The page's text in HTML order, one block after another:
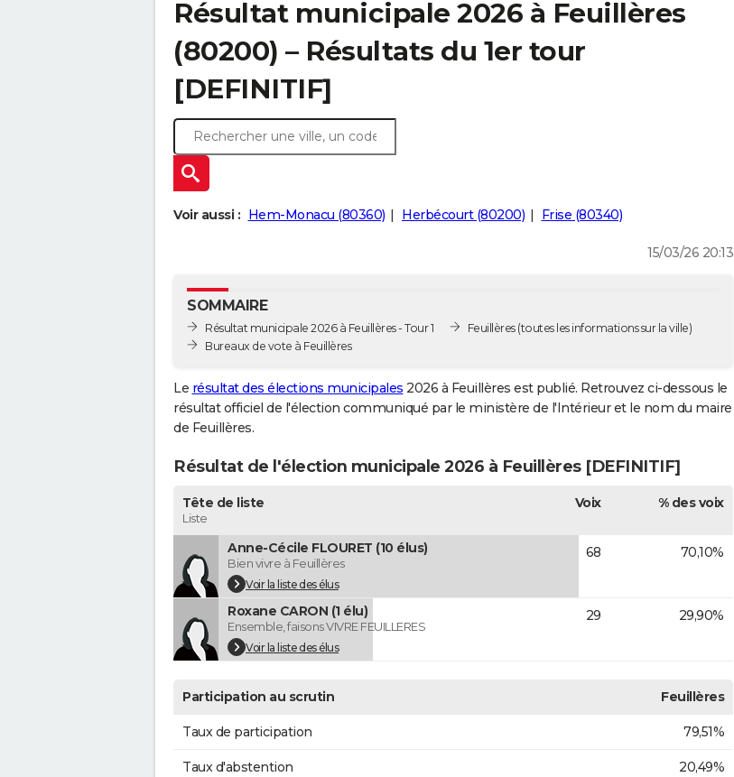
Résultat municipale 2026 à Feuillères
(80200) – Résultats du 1er tour
[DEFINITIF]
Voir aussi : Hem-Monacu (80360) Herbécourt (80200) Frise (80340)
15/03/26 20:13
SOMMAIRE
Résultat municipale 2026 à Feuillères - Tour 1
Bureaux de vote à Feuillères
Feuillères(toutes les informations sur la ville)
Le résultat des élections municipales 2026 à Feuillères est publié. Retrouvez ci-dessous le
résultat officiel de l'élection communiqué par le ministère de l'Intérieur et le nom du maire
de Feuillères.
Résultat de l'élection municipale 2026 à Feuillères [DEFINITIF]
Tête de liste
Liste
Voix % des voix
Anne-Cécile FLOURET (10 élus)
Bien vivre à Feuillères
Voir la liste des élus
68 70,10%
Roxane CARON (1 élu)
Ensemble, faisons VIVRE FEUILLERES
Voir la liste des élus
29 29,90%
Participation au scrutin Feuillères
Taux de participation 79,51%
Taux d'abstention 20,49%